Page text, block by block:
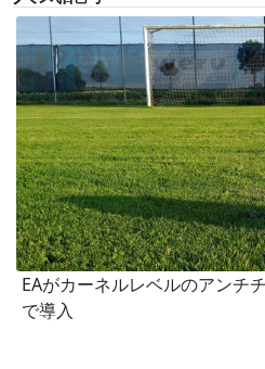
EAがカーネルレベルのアンチ
で導入